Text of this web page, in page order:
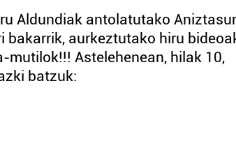
Aldundiak antolatutako
bakarrik, aurkeztutako hiru
mutilok!!! Astelehenean, hilak 10,
batzuk: